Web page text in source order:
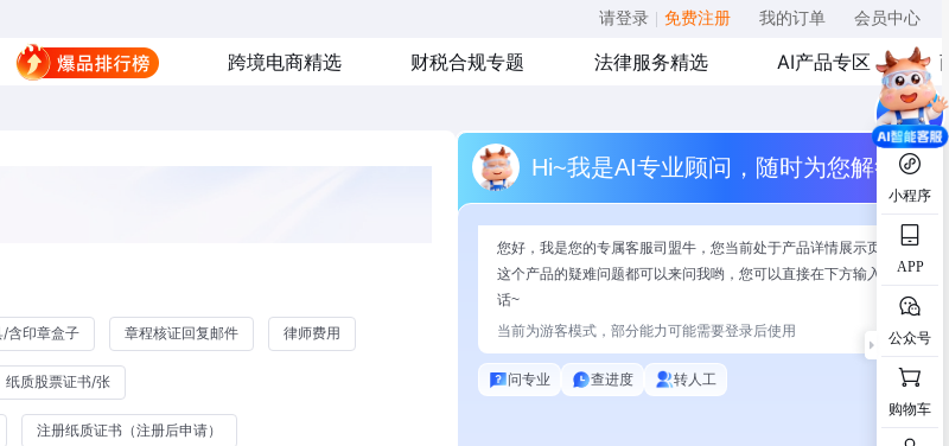
请登录 免费注册 我的订单 会员中心
小程序
APP
公众号
购物车
跨境电商精选 财税合规专题 法律服务精选 AI产品专区
含印章盒子 章程核证回复邮件 律师费用
纸质股票证书/张
注册纸质证书（注册后申请）
Hi~我是AI专业顾问，随时为您解答
您好，我是您的专属客服司盟牛，您当前处于产品详情展示页面，有关
这个产品的疑难问题都可以来问我哟，您可以直接在下方输入问题开始
话~
当前为游客模式，部分能力可能需要登录后使用
问专业 查进度 转人工